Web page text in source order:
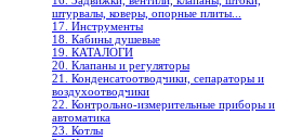
штурвалы, коверы, опорные плиты...
17. Инструменты
18. Кабины душевые
19. КАТАЛОГИ
20. Клапаны и регуляторы
21. Конденсатоотводчики, сепараторы и
воздухоотводчики
22. Контрольно-измерительные приборы и
автоматика
23. Котлы